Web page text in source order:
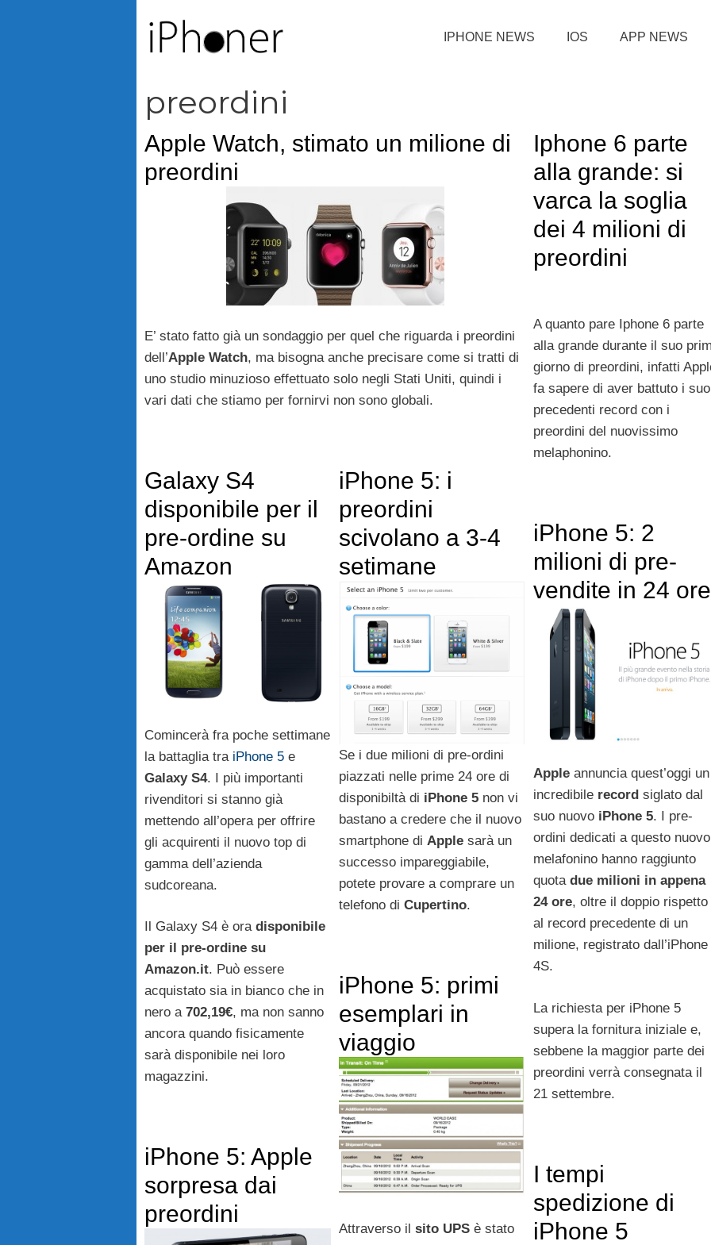
IPHONE NEWS IOS APP NEWS
preordini
Apple Watch, stimato un milione di
preordini
E’ stato fatto già un sondaggio per quel che riguarda i preordini
dell’Apple Watch, ma bisogna anche precisare come si tratti di
uno studio minuzioso effettuato solo negli Stati Uniti, quindi i
vari dati che stiamo per fornirvi non sono globali.
Iphone 6 parte
alla grande: si
varca la soglia
dei 4 milioni di
preordini
A quanto pare Iphone 6 parte
alla grande durante il suo
giorno di preordini, infatti
fa sapere di aver battuto i
precedenti record con i
preordini del nuovissimo
melaphonino.
Galaxy S4
disponibile per il
pre-ordine su
Amazon
Comincerà fra poche settimane
la battaglia tra iPhone 5 e
Galaxy S4. I più importanti
rivenditori si stanno già
mettendo all’opera per offrire
gli acquirenti il nuovo top di
gamma dell’azienda
sudcoreana.
Il Galaxy S4 è ora disponibile
per il pre-ordine su
Amazon.it. Può essere
acquistato sia in bianco che in
nero a 702,19€, ma non sanno
ancora quando fisicamente
sarà disponibile nei loro
magazzini.
iPhone 5: i
preordini
scivolano a 3-4
setimane
Se i due milioni di pre-ordini
piazzati nelle prime 24 ore di
disponibiltà di iPhone 5non vi
bastano a credere che il nuovo
smartphone di Applesarà un
successo impareggiabile,
potete provare a comprare un
telefono di Cupertino.
iPhone 5: 2
milioni di pre-
vendite in 24 ore
Appleannuncia quest’oggi un
incredibile record siglato dal
suo nuovoiPhone 5. I pre-
ordini dedicati a questo nuovo
melafonino hanno raggiunto
quota due milioni in appena
24 ore, oltre il doppio rispetto
al record precedente di un
milione, registrato dall’iPhone
4S.
La richiesta per iPhone 5
supera la fornitura iniziale e,
sebbene la maggior parte dei
preordini verrà consegnata il
21 settembre.
iPhone 5: primi
esemplari in
viaggio
Attraverso il sito UPSè stato
iPhone 5: Apple
sorpresa dai
preordini
I tempi
spedizione di
iPhone 5